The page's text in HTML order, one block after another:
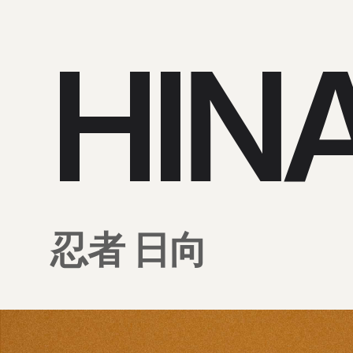
忍者 日向